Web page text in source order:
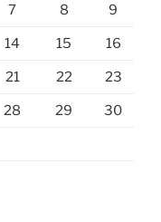
7 8 9
14 15 16
21 22 23
28 29 30